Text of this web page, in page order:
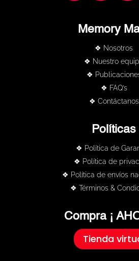
Memory
❖ Nosotros
❖ Nuestro
❖
❖ FAQ’s
❖ Contáctanos
Políticas
❖ Política de
❖ Política de
❖ Política de envíos
❖ Términos &
Compra ¡
Tienda